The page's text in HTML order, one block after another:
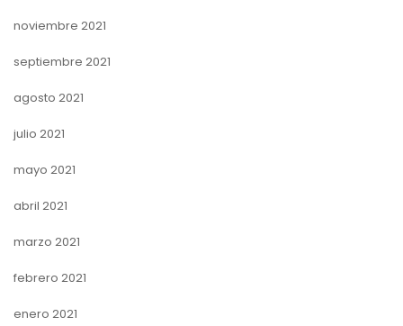
noviembre 2021
septiembre 2021
agosto 2021
julio 2021
mayo 2021
abril 2021
marzo 2021
febrero 2021
enero 2021